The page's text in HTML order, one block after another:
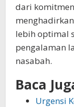
dari
lebih optimal
pengalaman
nasabah.
Baca
Urgensi